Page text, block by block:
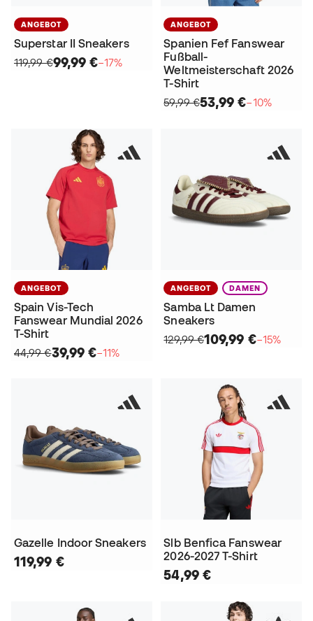
ANGEBOT
Superstar II Sneakers
119,99 €99,99 €−17%
ANGEBOT
Spanien Fef Fanswear
Fußball-
Weltmeisterschaft 2026
T-Shirt
59,99 €53,99 €−10%
ANGEBOT
Spain Vis-Tech
Fanswear Mundial 2026
T-Shirt
44,99 €39,99 €−11%
ANGEBOT DAMEN
Samba Lt Damen
Sneakers
129,99 €109,99 €−15%
Gazelle Indoor Sneakers
119,99 €
Slb Benfica Fanswear
2026-2027 T-Shirt
54,99 €